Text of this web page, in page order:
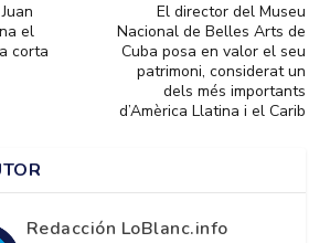
el
corta
El director del Museu
Nacional de Belles Arts de
Cuba posa en valor el seu
patrimoni, considerat un
dels més importants
d’Amèrica Llatina i el Carib
Redacción LoBlanc.info